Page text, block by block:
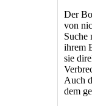
Der
von
Suche
ihrem
sie
Auch
dem